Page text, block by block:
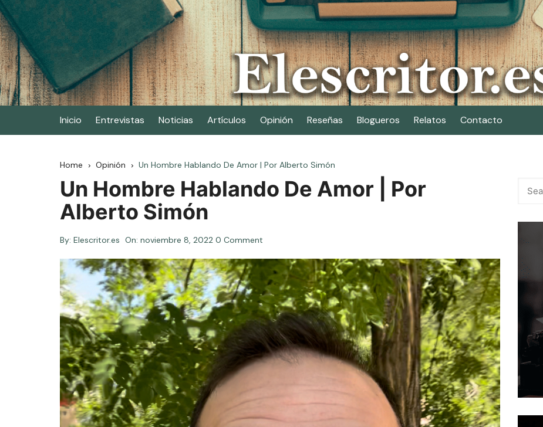
Skip
to
content
Elescritor.es
El periódico digital de los escritores
Inicio Entrevistas Noticias Artículos Opinión Reseñas Blogueros Relatos Contacto
Home Opinión Un Hombre Hablando De Amor | Por Alberto Simón
Un Hombre Hablando De Amor | Por
Alberto Simón
By: Elescritor.es On: noviembre 8, 2022 0 Comment